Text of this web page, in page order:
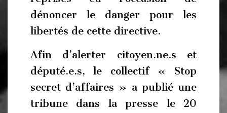
dénoncer le danger pour les
libertés de cette directive.
Afin d’alerter citoyen.ne.s et
député.e.s, le collectif « Stop
secret d’affaires » a publié une
tribune dans la presse le 20